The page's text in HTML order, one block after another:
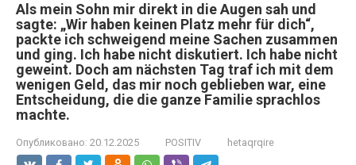
Als mein Sohn mir direkt in die Augen sah und
sagte: „Wir haben keinen Platz mehr für dich“,
packte ich schweigend meine Sachen zusammen
und ging. Ich habe nicht diskutiert. Ich habe nicht
geweint. Doch am nächsten Tag traf ich mit dem
wenigen Geld, das mir noch geblieben war, eine
Entscheidung, die die ganze Familie sprachlos
machte.
Опубликовано: 20.12.2025 POSITIV hetaqrqire